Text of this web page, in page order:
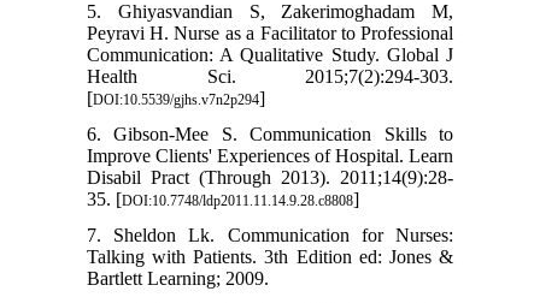
5. Ghiyasvandian S, Zakerimoghadam M,
Peyravi H. Nurse as a Facilitator to Professional
Communication: A Qualitative Study. Global J
Health Sci. 2015;7(2):294-303.
[DOI:10.5539/gjhs.v7n2p294]
6. Gibson-Mee S. Communication Skills to
Improve Clients' Experiences of Hospital. Learn
Disabil Pract (Through 2013). 2011;14(9):28-
35. [DOI:10.7748/ldp2011.11.14.9.28.c8808]
7. Sheldon Lk. Communication for Nurses:
Talking with Patients. 3th Edition ed: Jones &
Bartlett Learning; 2009.